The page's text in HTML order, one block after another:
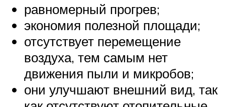
равномерный прогрев;
экономия полезной площади;
отсутствует перемещение
воздуха, тем самым нет
движения пыли и микробов;
они улучшают внешний вид, так